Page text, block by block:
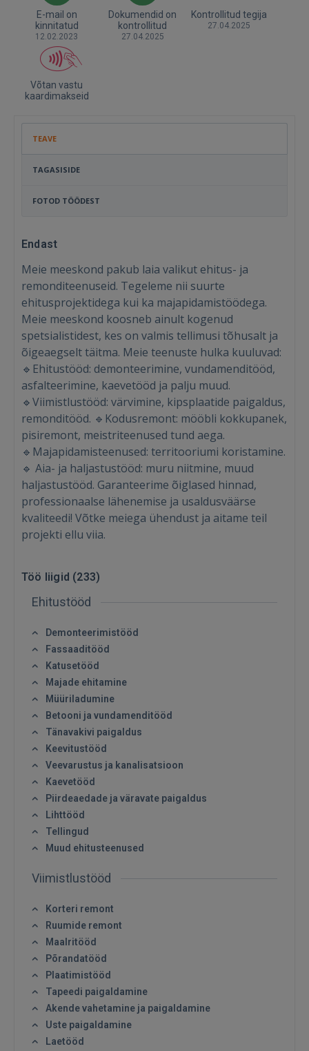
SISENE
Unustasite parooli?
E-mail on
kinnitatud
12.02.2023
Dokumendid on
kontrollitud
27.04.2025
Kontrollitud tegija
27.04.2025
Võtan vastu
kaardimakseid
TEAVE
TAGASISIDE
FOTOD TÖÖDEST
Endast
Meie meeskond pakub laia valikut ehitus- ja
remonditeenuseid. Tegeleme nii suurte
ehitusprojektidega kui ka majapidamistöödega.
Meie meeskond koosneb ainult kogenud
spetsialistidest, kes on valmis tellimusi tõhusalt ja
õigeaegselt täitma. Meie teenuste hulka kuuluvad:
🔹Ehitustööd: demonteerimine, vundamenditööd,
asfalteerimine, kaevetööd ja palju muud.
🔹Viimistlustööd: värvimine, kipsplaatide paigaldus,
remonditööd. 🔹Kodusremont: mööbli kokkupanek,
pisiremont, meistriteenused tund aega.
🔹Majapidamisteenused: territooriumi koristamine.
🔹 Aia- ja haljastustööd: muru niitmine, muud
haljastustööd. Garanteerime õiglased hinnad,
professionaalse lähenemise ja usaldusväärse
kvaliteedi! Võtke meiega ühendust ja aitame teil
projekti ellu viia.
Töö liigid (233)
Ehitustööd
Demonteerimistööd
Fassaaditööd
Katusetööd
Majade ehitamine
Müüriladumine
Betooni ja vundamenditööd
Tänavakivi paigaldus
Keevitustööd
Veevarustus ja kanalisatsioon
Kaevetööd
Piirdeaedade ja väravate paigaldus
Lihttööd
Tellingud
Muud ehitusteenused
Viimistlustööd
Korteri remont
Ruumide remont
Maalritööd
Põrandatööd
Plaatimistööd
Tapeedi paigaldamine
Akende vahetamine ja paigaldamine
Uste paigaldamine
Laetööd